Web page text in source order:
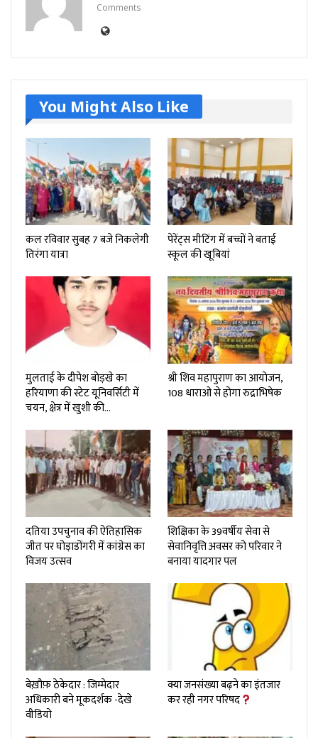
Comments
You Might Also Like
कल रविवार सुबह 7 बजे निकलेगी
तिरंगा यात्रा
पेरेंट्स मीटिंग में बच्चों ने बताई
स्कूल की खूबियां
मुलताई के दीपेश बोड़खे का
हरियाणा की स्टेट यूनिवर्सिटी में
चयन, क्षेत्र में खुशी की…
श्री शिव महापुराण का आयोजन,
108 धाराओ से होगा रुद्राभिषेक
दतिया उपचुनाव की ऐतिहासिक
जीत पर घोड़ाडोंगरी में कांग्रेस का
विजय उत्सव
शिक्षिका के 39वर्षीय सेवा से
सेवानिवृत्ति अवसर को परिवार ने
बनाया यादगार पल
बेख़ौफ़ ठेकेदार : जिम्मेदार
अधिकारी बने मूकदर्शक -देखे
वीडियो
क्या जनसंख्या बढ़ने का इंतजार
कर रही नगर परिषद